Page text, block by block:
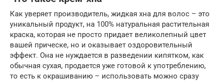
Как уверяет производитель, жидкая хна для волос – это
уникальный продукт, на 100% натуральная растительная
краска, которая не просто придает великолепный цвет
вашей прическе, но и оказывает оздоровительный
эффект. Она не нуждается в разведении кипятком, как
обычная сухая, продается уже готовой к употреблению,
то есть к окрашиванию – использовать можно сразу